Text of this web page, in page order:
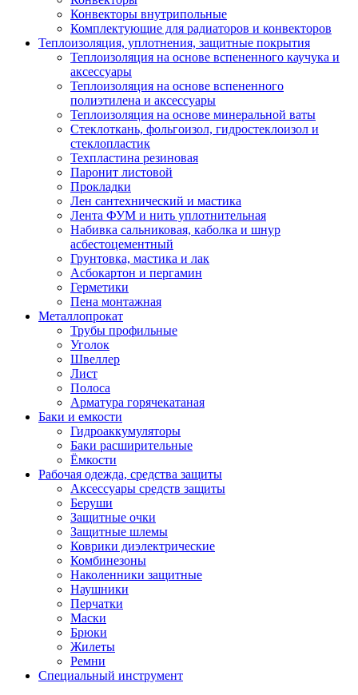
Конвекторы внутрипольные
Комплектующие для радиаторов и конвекторов
Теплоизоляция, уплотнения, защитные покрытия
Теплоизоляция на основе вспененного каучука и
аксессуары
Теплоизоляция на основе вспененного
полиэтилена и аксессуары
Теплоизоляция на основе минеральной ваты
Стеклоткань, фольгоизол, гидростеклоизол и
стеклопластик
Техпластина резиновая
Паронит листовой
Прокладки
Лен сантехнический и мастика
Лента ФУМ и нить уплотнительная
Набивка сальниковая, каболка и шнур
асбестоцементный
Грунтовка, мастика и лак
Асбокартон и пергамин
Герметики
Пена монтажная
Металлопрокат
Трубы профильные
Уголок
Швеллер
Лист
Полоса
Арматура горячекатаная
Баки и емкости
Гидроаккумуляторы
Баки расширительные
Ёмкости
Рабочая одежда, средства защиты
Аксессуары средств защиты
Беруши
Защитные очки
Защитные шлемы
Коврики диэлектрические
Комбинезоны
Наколенники защитные
Наушники
Перчатки
Маски
Брюки
Жилеты
Ремни
Специальный инструмент